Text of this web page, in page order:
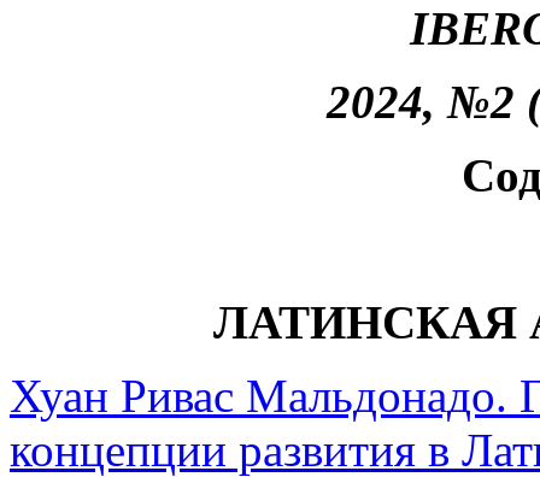
2024, №2
ЛАТИНСКАЯ
Хуан Ривас Мальдонадо.
концепции развития в